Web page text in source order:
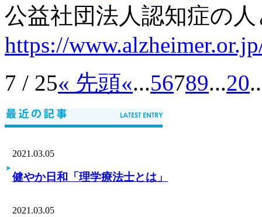
公益社団法人認知症の
https://
7 / 25« 先頭«...56789...20
2021.03.05
健やか日和「理学療法士とは」
2021.03.05